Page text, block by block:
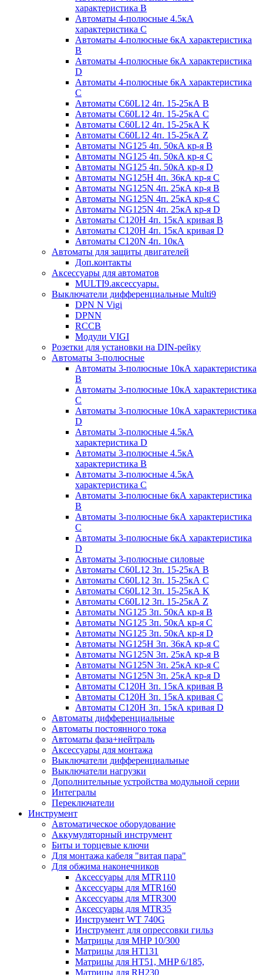
характеристика В
Автоматы 4-полюсные 4.5кА
характеристика С
Автоматы 4-полюсные 6кА характеристика
B
Автоматы 4-полюсные 6кА характеристика
D
Автоматы 4-полюсные 6кА характеристика
С
Автоматы C60L12 4п. 15-25кА B
Автоматы C60L12 4п. 15-25кА C
Автоматы C60L12 4п. 15-25кА K
Автоматы C60L12 4п. 15-25кА Z
Автоматы NG125 4п. 50кА кр-я B
Автоматы NG125 4п. 50кА кр-я C
Автоматы NG125 4п. 50кА кр-я D
Автоматы NG125H 4п. 36кА кр-я C
Автоматы NG125N 4п. 25кА кр-я B
Автоматы NG125N 4п. 25кА кр-я C
Автоматы NG125N 4п. 25кА кр-я D
Автоматы С120H 4п. 15кА кривая B
Автоматы С120H 4п. 15кА кривая D
Автоматы С120N 4п. 10кА
Автоматы для защиты двигателей
Доп.контакты
Аксессуары для автоматов
MULTI9.аксессуары.
Выключатели дифференциальные Multi9
DPN N Vigi
DPNN
RCCB
Модули VIGI
Розетки для установки на DIN-рейку
Автоматы 3-полюсные
Автоматы 3-полюсные 10кА характеристика
B
Автоматы 3-полюсные 10кА характеристика
C
Автоматы 3-полюсные 10кА характеристика
D
Автоматы 3-полюсные 4.5кА
характеристика D
Автоматы 3-полюсные 4.5кА
характеристика В
Автоматы 3-полюсные 4.5кА
характеристика С
Автоматы 3-полюсные 6кА характеристика
B
Автоматы 3-полюсные 6кА характеристика
C
Автоматы 3-полюсные 6кА характеристика
D
Автоматы 3-полюсные силовые
Автоматы C60L12 3п. 15-25кА B
Автоматы C60L12 3п. 15-25кА C
Автоматы C60L12 3п. 15-25кА K
Автоматы C60L12 3п. 15-25кА Z
Автоматы NG125 3п. 50кА кр-я B
Автоматы NG125 3п. 50кА кр-я C
Автоматы NG125 3п. 50кА кр-я D
Автоматы NG125H 3п. 36кА кр-я C
Автоматы NG125N 3п. 25кА кр-я B
Автоматы NG125N 3п. 25кА кр-я C
Автоматы NG125N 3п. 25кА кр-я D
Автоматы С120Н 3п. 15кА кривая B
Автоматы С120Н 3п. 15кА кривая C
Автоматы С120Н 3п. 15кА кривая D
Автоматы дифференциальные
Автоматы постоянного тока
Автоматы фаза+нейтраль
Аксессуары для монтажа
Выключатели дифференциальные
Выключатели нагрузки
Дополнительные устройства модульной серии
Интегралы
Переключатели
Инструмент
Автоматическое оборудование
Аккумуляторный инструмент
Биты и торцевые ключи
Для монтажа кабеля "витая пара"
Для обжима наконечников
Аксессуары для MTR110
Аксессуары для MTR160
Аксессуары для MTR300
Аксессуары для MTR35
Инструмент WT 740G
Инструмент для опрессовки гильз
Матрицы для MHP 10/300
Матрицы для НТ131
Матрицы для НТ51, MHP 6/185,
Матрицы для RH230